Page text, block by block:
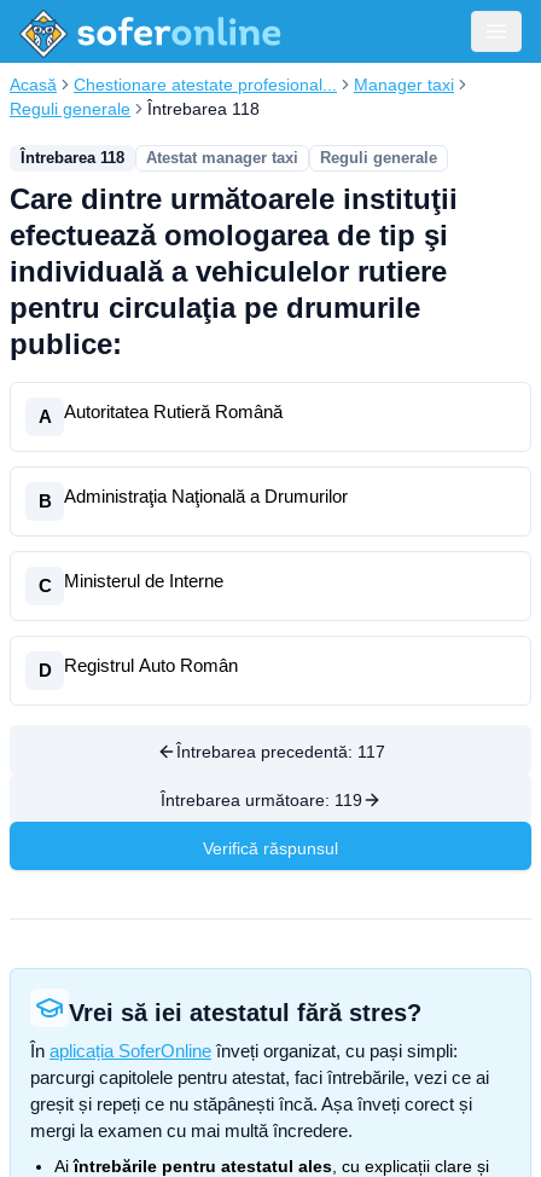
Acasă Chestionare atestate profesional...
Manager taxi
Reguli generale
Întrebarea 118
Întrebarea 118 Atestat manager taxi Reguli generale
Care dintre următoarele instituţii
efectuează omologarea de tip şi
individuală a vehiculelor rutiere
pentru circulaţia pe drumurile
publice:
A Autoritatea Rutieră Română
B Administraţia Naţională a Drumurilor
C Ministerul de Interne
D Registrul Auto Român
Întrebarea precedentă: 117
Întrebarea următoare: 119
Verifică răspunsul
Vrei să iei atestatul fără stres?
În aplicația SoferOnline înveți organizat, cu pași simpli:
parcurgi capitolele pentru atestat, faci întrebările, vezi ce ai
greșit și repeți ce nu stăpânești încă. Așa înveți corect și
mergi la examen cu mai multă încredere.
Aiîntrebările pentru atestatul ales , cu explicații clare și